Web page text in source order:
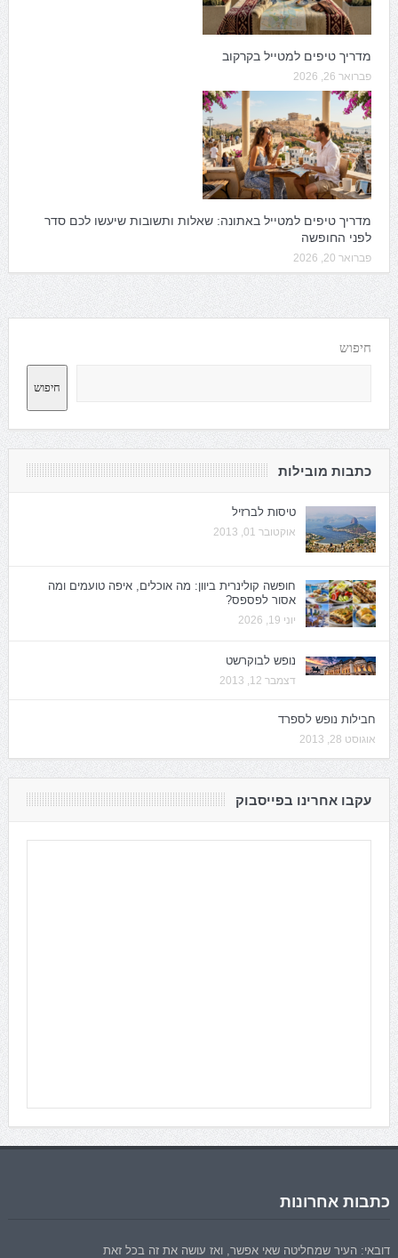
מדריך טיפים למטייל בקרקוב
פברואר 26, 2026
מדריך טיפים למטייל באתונה: שאלות ותשובות שיעשו לכם סדר
לפני החופשה
פברואר 20, 2026
חיפוש
חיפוש
כתבות מובילות
טיסות לברזיל
אוקטובר 01, 2013
חופשה קולינרית ביוון: מה אוכלים, איפה טועמים ומה
אסור לפספס?
יוני 19, 2026
נופש לבוקרשט
דצמבר 12, 2013
חבילות נופש לספרד
אוגוסט 28, 2013
עקבו אחרינו בפייסבוק
כתבות אחרונות
דובאי: העיר שמחליטה שאי אפשר, ואז עושה את זה בכל זאת